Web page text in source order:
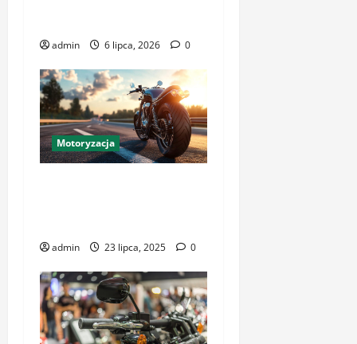
admin 6 lipca, 2026 0
Motoryzacja
admin 23 lipca, 2025 0